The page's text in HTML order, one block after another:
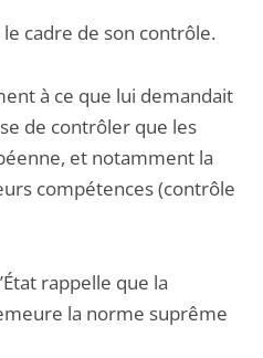
cadre de son contrôle.
à ce que lui demandait
de contrôler que les
et notamment la
compétences (contrôle
rappelle que la
la norme suprême